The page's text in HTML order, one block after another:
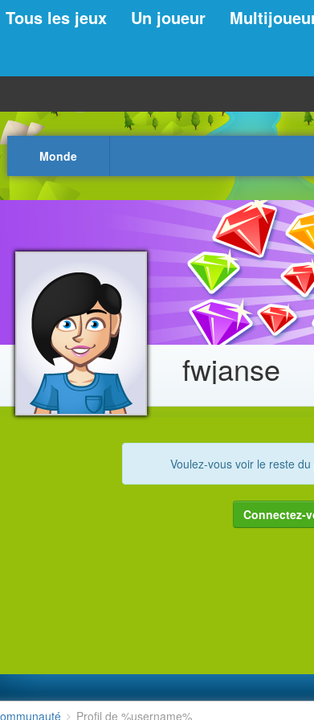
Tous les jeux Un joueur
Monde
fwjanse
Voulez-vous voir le reste
Connectez-
Profil de %username%